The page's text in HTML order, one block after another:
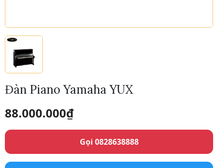
Đàn Piano Yamaha YUX
88.000.000₫
Gọi 0828638888